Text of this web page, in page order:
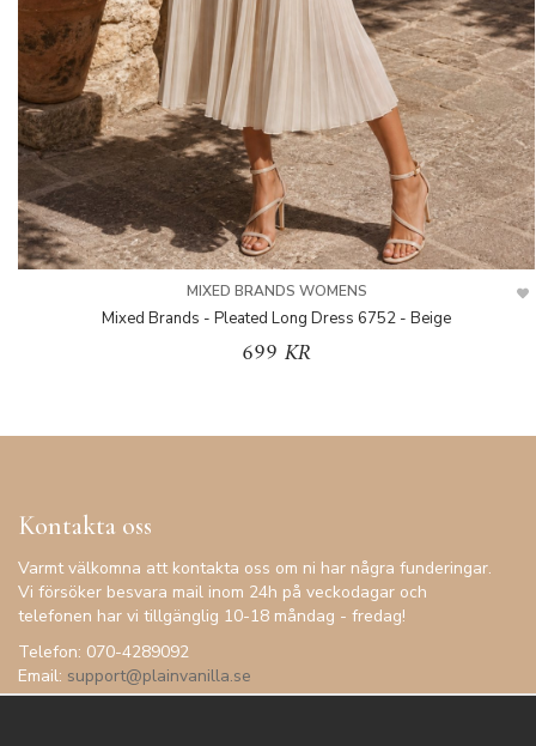
MIXED BRANDS WOMENS
Mixed Brands - Pleated Long Dress 6752 - Beige
699 KR
Kontakta oss
Varmt välkomna att kontakta oss om ni har några funderingar.
Vi försöker besvara mail inom 24h på veckodagar och
telefonen har vi tillgänglig 10-18 måndag - fredag!
Telefon: 070-4289092
Email: support@plainvanilla.se